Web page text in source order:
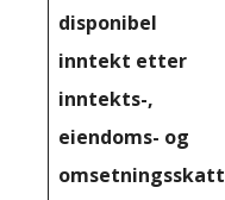
disponibel
inntekt etter
inntekts-,
eiendoms- og
omsetningsskatt